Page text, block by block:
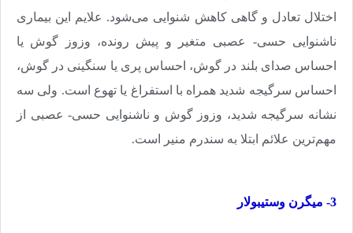
اختلال‌ تعادل‌ و گاهی‌ کاهش‌ شنوایی‌ می‌شود. علایم این بیماری
ناشنوایی حسی- عصبی متغیر و پیش رونده، وزوز گوش یا
احساس صدای بلند در گوش، احساس پری یا سنگینی در گوش،
احساس سرگیجه شدید همراه با استفراغ یا تهوع است. ولی سه
نشانه سرگیجه شدید، وزوز گوش و ناشنوایی حسی- عصبی از
مهم‌ترین علائم ابتلا به سندرم منیر است.
3- میگرن وستیبولار